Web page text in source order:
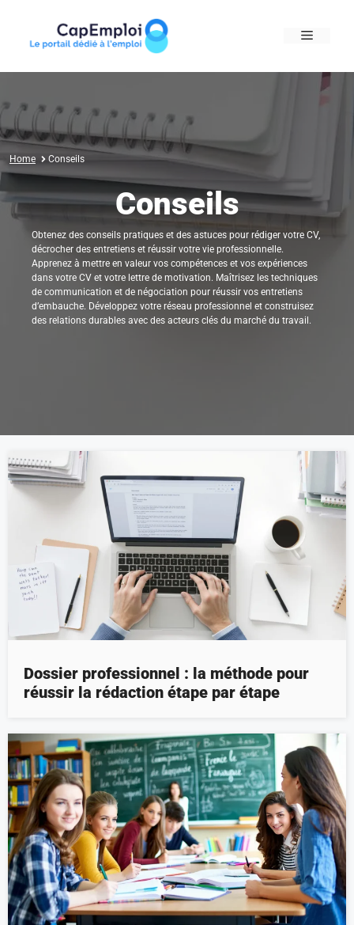
content
MENU
Home Conseils
Conseils
Obtenez des conseils pratiques et des astuces pour rédiger votre CV,
décrocher des entretiens et réussir votre vie professionnelle.
Apprenez à mettre en valeur vos compétences et vos expériences
dans votre CV et votre lettre de motivation. Maîtrisez les techniques
de communication et de négociation pour réussir vos entretiens
d’embauche. Développez votre réseau professionnel et construisez
des relations durables avec des acteurs clés du marché du travail.
Dossier professionnel : la méthode pour
réussir la rédaction étape par étape